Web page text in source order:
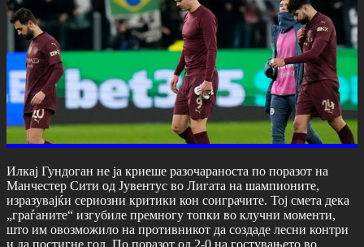
Илкај Гундоган не ја криеше разочараноста по поразот на
Манчестер Сити од Јувентус во Лигата на шампионите,
изразувајќи сериозни критики кон соиграчите. Тој смета дека
„граѓаните“ изгубиле премногу топки во клучни моменти,
што им овозможило на противникот да создаде лесни контри
и да постигне гол. По поразот од 2-0 на гостувањето во